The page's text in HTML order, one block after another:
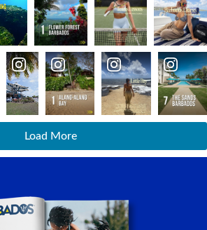
Load More